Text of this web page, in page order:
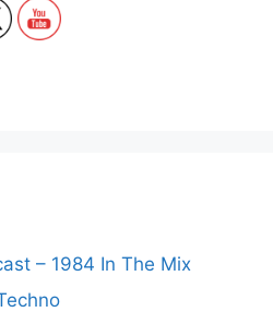
– 1984 In The Mix